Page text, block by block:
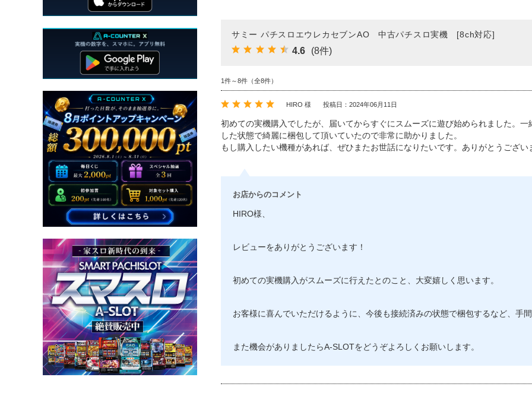
サミー パチスロエウレカセブンAO 中古パチスロ実機 [8ch対応]
4.6 (8件)
1件～8件（全8件）
HIRO 様 投稿日：2024年06月11日
初めての実機購入でしたが、届いてからすぐにスムーズに遊び始められました。
した状態で綺麗に梱包して頂いていたので非常に助かりました。
もし購入したい機種があれば、ぜひまたお世話になりたいです。ありがとうござい
お店からのコメント
HIRO様、
レビューをありがとうございます！
初めての実機購入がスムーズに行えたとのこと、大変嬉しく思います。
お客様に喜んでいただけるように、今後も接続済みの状態で梱包するなど、手
また機会がありましたらA-SLOTをどうぞよろしくお願いします。